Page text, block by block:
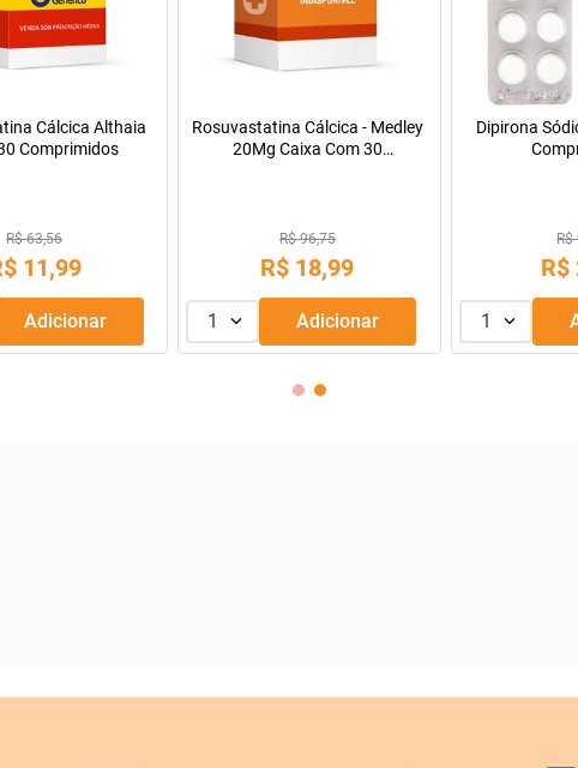
Infantil para
Pepti 400g
169,99
x de R$ 56,66
Adicionar
Máscara de Tratamento Lola
Cosmetics Morte Súbita 450g
R$ 43,99
R$ 39,99
1 Adicionar
Resfenol com
R$
R$
1